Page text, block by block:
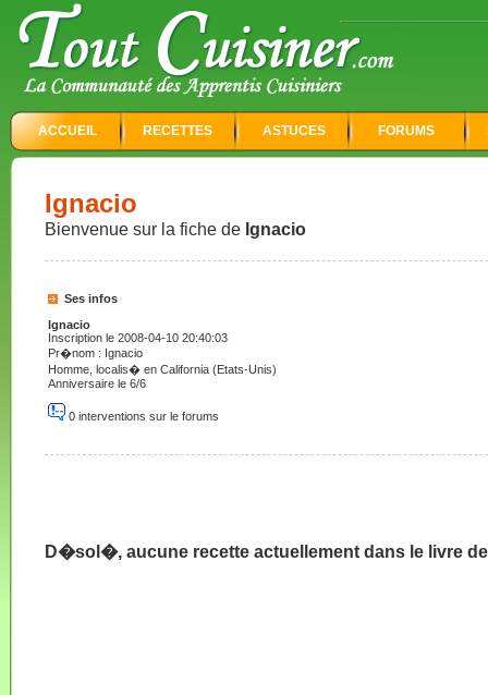
ACCUEIL RECETTES ASTUCES FORUMS
Ignacio
Bienvenue sur la fiche de Ignacio
Ses infos
Ignacio
Inscription le 2008-04-10 20:40:03
Pr�nom : Ignacio
Homme, localis� en California (Etats-Unis)
Anniversaire le 6/6
0 interventions sur le forums
D�sol�, aucune recette actuellement dans le livre